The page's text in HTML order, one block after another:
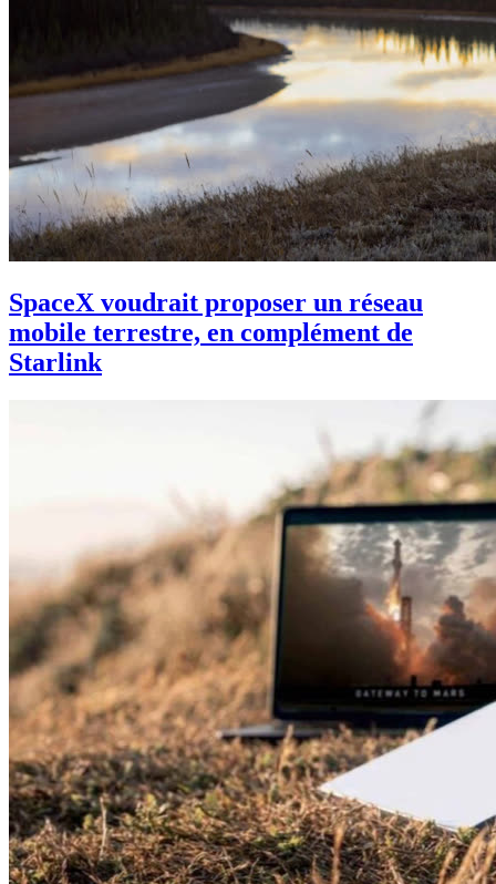
SpaceX voudrait proposer un réseau
mobile terrestre, en complément de
Starlink